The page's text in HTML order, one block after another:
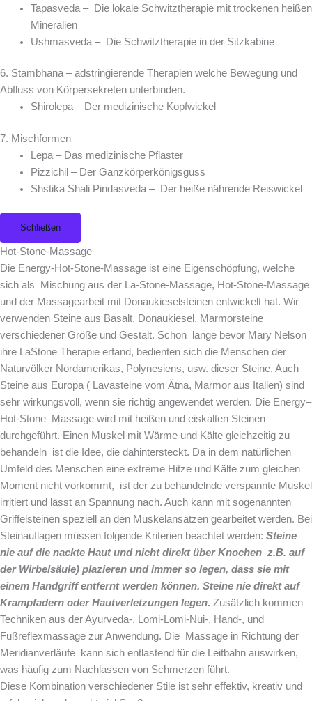
Tapasveda – Die lokale Schwitztherapie mit trockenen heißen
Mineralien
Ushmasveda – Die Schwitztherapie in der Sitzkabine
6. Stambhana – adstringierende Therapien welche Bewegung und
Abfluss von Körpersekreten unterbinden.
Shirolepa – Der medizinische Kopfwickel
7. Mischformen
Lepa – Das medizinische Pflaster
Pizzichil – Der Ganzkörperkönigsguss
Shstika Shali Pindasveda – Der heiße nährende Reiswickel
Schließen
Hot-Stone-Massage
Die Energy-Hot-Stone-Massage ist eine Eigenschöpfung, welche
sich als Mischung aus der La-Stone-Massage, Hot-Stone-Massage
und der Massagearbeit mit Donaukieselsteinen entwickelt hat. Wir
verwenden Steine aus Basalt, Donaukiesel, Marmorsteine
verschiedener Größe und Gestalt. Schon lange bevor Mary Nelson
ihre LaStone Therapie erfand, bedienten sich die Menschen der
Naturvölker Nordamerikas, Polynesiens, usw. dieser Steine. Auch
Steine aus Europa ( Lavasteine vom Ätna, Marmor aus Italien) sind
sehr wirkungsvoll, wenn sie richtig angewendet werden. Die Energy–
Hot-Stone–Massage wird mit heißen und eiskalten Steinen
durchgeführt. Einen Muskel mit Wärme und Kälte gleichzeitig zu
behandeln ist die Idee, die dahintersteckt. Da in dem natürlichen
Umfeld des Menschen eine extreme Hitze und Kälte zum gleichen
Moment nicht vorkommt, ist der zu behandelnde verspannte Muskel
irritiert und lässt an Spannung nach. Auch kann mit sogenannten
Griffelsteinen speziell an den Muskelansätzen gearbeitet werden. Bei
Steinauflagen müssen folgende Kriterien beachtet werden: Steine
nie auf die nackte Haut und nicht direkt über Knochen z.B. auf
der Wirbelsäule) plazieren und immer so legen, dass sie mit
einem Handgriff entfernt werden können. Steine nie direkt auf
Krampfadern oder Hautverletzungen legen. Zusätzlich kommen
Techniken aus der Ayurveda-, Lomi-Lomi-Nui-, Hand-, und
Fußreflexmassage zur Anwendung. Die Massage in Richtung der
Meridianverläufe kann sich entlastend für die Leitbahn auswirken,
was häufig zum Nachlassen von Schmerzen führt.
Diese Kombination verschiedener Stile ist sehr effektiv, kreativ und